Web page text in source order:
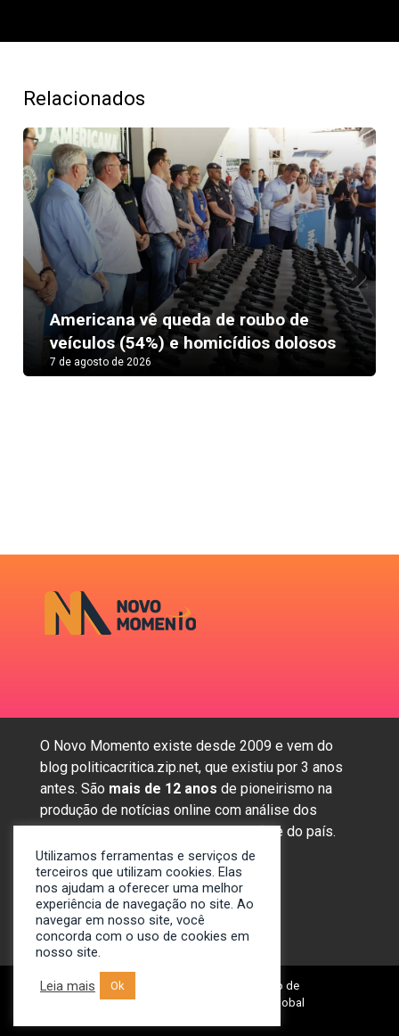
Relacionados
Americana vê queda de roubo de
veículos (54%) e homicídios dolosos
7 de agosto de 2026
Next
O Novo Momento existe desde 2009 e vem do
blog politicacritica.zip.net, que existiu por 3 anos
antes. São mais de 12 anos de pioneirismo na
produção de notícias online com análise dos
assuntos mais importantes da região e do país.
Sobre nós
Anunciar
Contato
© 2009-2024. Portal Novo Momento de
Notícias. Desenvolvido por: Spivit Global
Utilizamos ferramentas e serviços de
terceiros que utilizam cookies. Elas
nos ajudam a oferecer uma melhor
experiência de navegação no site. Ao
navegar em nosso site, você
concorda com o uso de cookies em
nosso site.
Leia mais Ok